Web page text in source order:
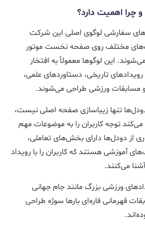
اهمیت دارد؟
سفارشی لوگوی اصلی این شرکت
مختلف روی صفحه نخست موتور
این لوگوها معمولاً به افتخار
تاریخی، دستاوردهای علمی،
مسابقات ورزشی طراحی می‌شوند.
تنها زیباسازی صفحه اصلی نیست،
توجه کاربران را به موضوعات مهم
از دودل‌ها دارای بخش‌های تعاملی،
آموزشی هستند که کاربران را با رویداد
می‌کنند.
ورزشی بزرگ مانند جام جهانی
قهرمانی قاره‌ای بارها سوژه طراحی